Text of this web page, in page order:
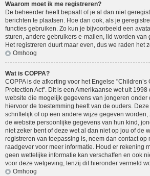
Waarom moet ik me registreren?
De beheerder heeft bepaalt of je al dan niet
berichten te plaatsen. Hoe dan ook, als je
functies gebruiken. Zo kun je bijvoorbeeld een
sturen, andere gebruikers e-mailen, lid worden van
Het registreren duurt maar even, dus we raden het
Omhoog
Wat is COPPA?
COPPA is de afkorting voor het Engelse "Children’s
Protection Act". Dit is een Amerikaanse wet uit
website die mogelijk gegevens van jongeren onder
hiervoor de toestemming heeft van de ouders.
schriftelijk of op een andere wijze gegeven
de website persoonlijke gegevens van hun kind,
niet zeker bent of deze wet al dan niet op jou of de
registreren van toepassing is, neem dan contact op
raadgever voor meer informatie. Houd er rekening
geen wettelijke informatie kan verschaffen en ook
voor deze wetgeving, tenzij dit hieronder vermeld
Omhoog